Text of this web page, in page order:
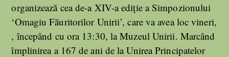
organizează cea de-a XIV-a ediţie a Simpozionului
‘Omagiu Făuritorilor Unirii’, care va avea loc vineri,
, începând cu ora 13:30, la Muzeul Unirii. Marcând
împlinirea a 167 de ani de la Unirea Principatelor